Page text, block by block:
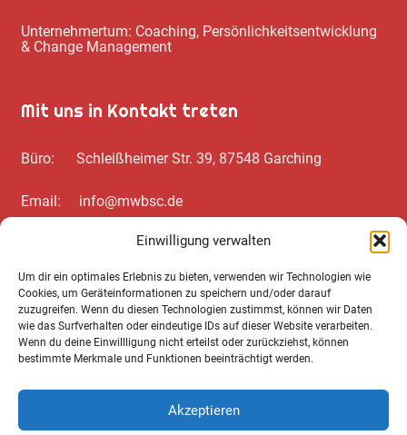
Einwilligung verwalten
Um dir ein optimales Erlebnis zu bieten, verwenden wir Technologien wie
Cookies, um Geräteinformationen zu speichern und/oder darauf
zuzugreifen. Wenn du diesen Technologien zustimmst, können wir Daten
wie das Surfverhalten oder eindeutige IDs auf dieser Website verarbeiten.
Wenn du deine Einwillligung nicht erteilst oder zurückziehst, können
bestimmte Merkmale und Funktionen beeinträchtigt werden.
Akzeptieren
Unternehmertum: Coaching, Persönlichkeitsentwicklung
& Change Management
Mit uns in Kontakt treten
Büro: Schleißheimer Str. 39, 87548 Garching
Email: info@mwbsc.de
Telefon: +49 89 / 20 00 35 62
Wichtiges zum Schluss
Cookie Notice